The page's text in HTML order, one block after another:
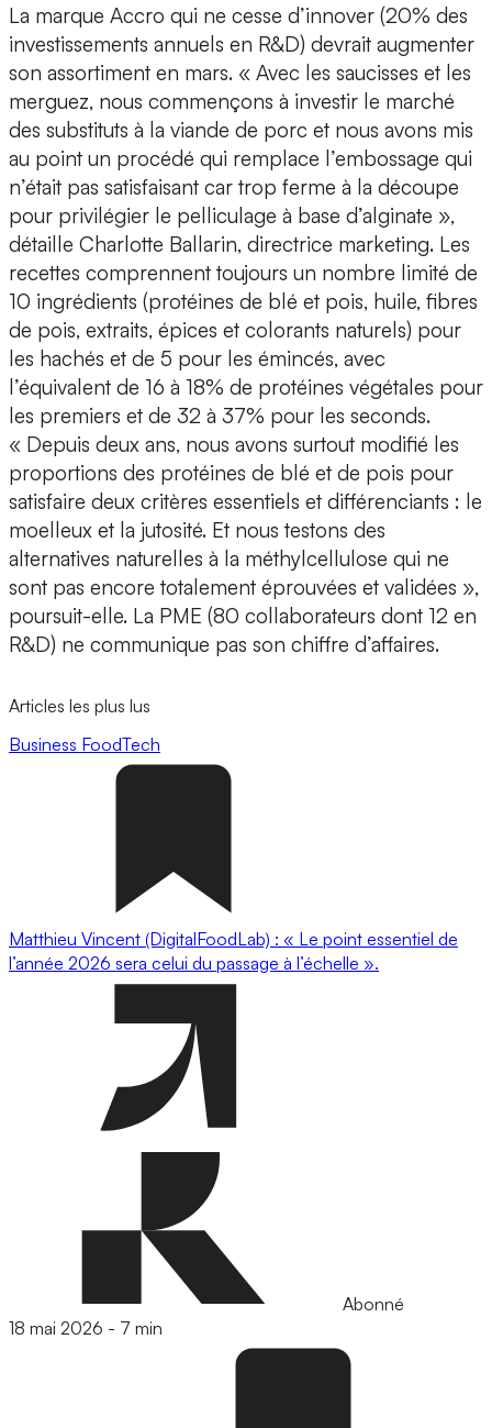
La marque Accro qui ne cesse d’innover (20% des
investissements annuels en R&D) devrait augmenter
son assortiment en mars. « Avec les saucisses et les
merguez, nous commençons à investir le marché
des substituts à la viande de porc et nous avons mis
au point un procédé qui remplace l’embossage qui
n’était pas satisfaisant car trop ferme à la découpe
pour privilégier le pelliculage à base d’alginate »,
détaille Charlotte Ballarin, directrice marketing. Les
recettes comprennent toujours un nombre limité de
10 ingrédients (protéines de blé et pois, huile, fibres
de pois, extraits, épices et colorants naturels) pour
les hachés et de 5 pour les émincés, avec
l’équivalent de 16 à 18% de protéines végétales pour
les premiers et de 32 à 37% pour les seconds.
« Depuis deux ans, nous avons surtout modifié les
proportions des protéines de blé et de pois pour
satisfaire deux critères essentiels et différenciants : le
moelleux et la jutosité. Et nous testons des
alternatives naturelles à la méthylcellulose qui ne
sont pas encore totalement éprouvées et validées »,
poursuit-elle. La PME (80 collaborateurs dont 12 en
R&D) ne communique pas son chiffre d’affaires.
Articles les plus lus
Business FoodTech
Matthieu Vincent (DigitalFoodLab) : « Le point essentiel de
l’année 2026 sera celui du passage à l’échelle ».
Abonné
18 mai 2026 - 7 min